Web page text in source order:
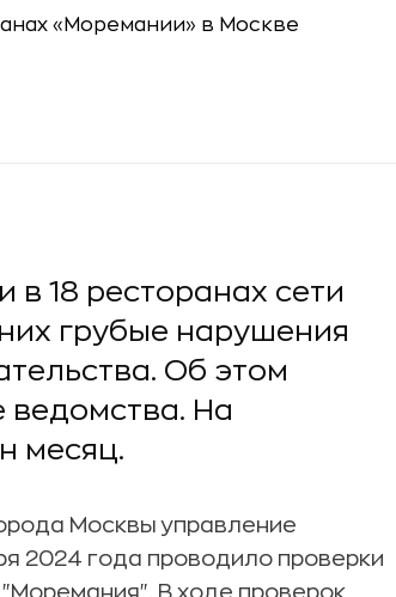
18 ресторанах сети
грубые нарушения
Об этом
ведомства. На
месяц.
Москвы управление
2024 года проводило проверки
В ходе проверок